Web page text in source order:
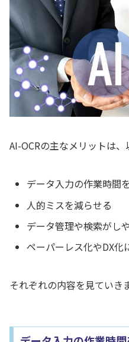
AI-OCRの主なメリットは、
データ入力の作業時間
人的ミスを減らせる
データ管理や検索がし
ペーパーレス化やDX化
それぞれの内容を見ていき